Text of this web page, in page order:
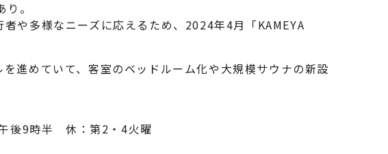
。
や多様なニーズに応えるため、2024年4月「KAMEYA
進めていて、客室のベッドルーム化や大規模サウナの新設
後9時半 休：第2・4火曜